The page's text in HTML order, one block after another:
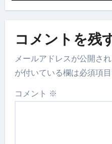
コメントを残
メールアドレスが公開さ
が付いている欄は必須項
コメント ※